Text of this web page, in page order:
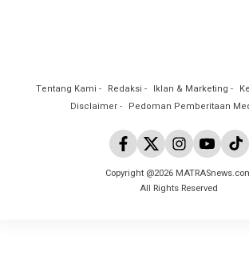
Tentang Kami Redaksi Iklan & Marketing
Disclaimer
Pedoman Pemberitaan
Copyright @2026
All Rights Reserved